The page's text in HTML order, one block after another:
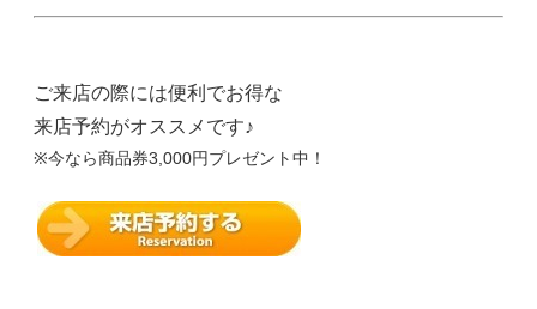
ご来店の際には便利でお得な
来店予約がオススメです♪
※今なら商品券3,000円プレゼント中！